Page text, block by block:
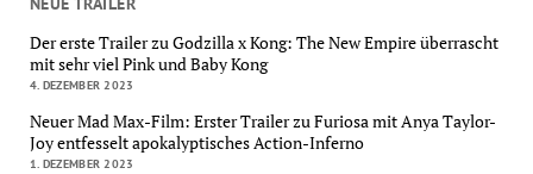
Der erste Trailer zu Godzilla x Kong: The New Empire überrascht
mit sehr viel Pink und Baby Kong
4. DEZEMBER 2023
Neuer Mad Max-Film: Erster Trailer zu Furiosa mit Anya Taylor-
Joy entfesselt apokalyptisches Action-Inferno
1. DEZEMBER 2023